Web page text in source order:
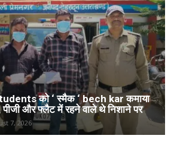
को ‘ स्मैक ‘ bech kar कमाया
और फ्लैट में रहने वाले थे निशाने पर
7, 2026